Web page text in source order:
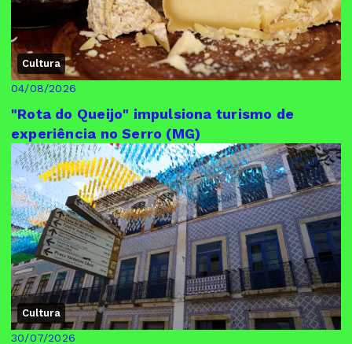
Cultura
04/08/2026
"Rota do Queijo" impulsiona turismo de
experiência no Serro (MG)
Cultura
30/07/2026